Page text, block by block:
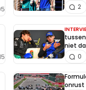
2
niet
0
onrust